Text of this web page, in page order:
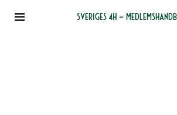
Sveriges 4H –